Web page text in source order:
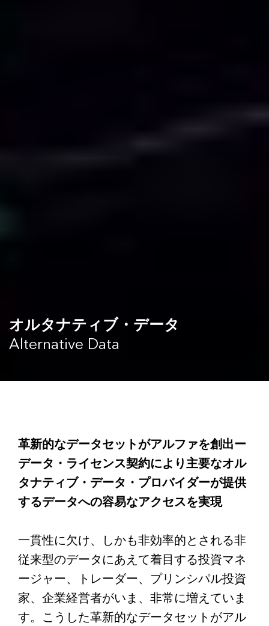
オルタナティブ・データ
Alternative Data
革新的なデータセットがアルファを創出ー
データ・ライセンス契約により主要なオル
タナティブ・データ・プロバイダーが提供
するデータへの容易なアクセスを実現
一貫性に欠け、しかも非効率的とされる非
従来型のデータにあえて着目する投資マネ
ージャー、トレーダー、プリンシパル投資
家、企業経営者がいま、非常に増えていま
す。こうした革新的なデータセットがアル